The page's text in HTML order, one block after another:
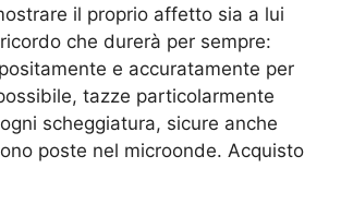
il proprio affetto sia a lui
che durerà per sempre:
e accuratamente per
tazze particolarmente
scheggiatura, sicure anche
poste nel microonde. Acquisto